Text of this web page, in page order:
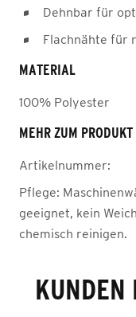
Dehnbar für
Flachnähte für
MATERIAL
100% Polyester
MEHR ZUM PRODUKT
Artikelnummer:
Pflege:
geeignet, kein
chemisch reinigen.
KUNDEN